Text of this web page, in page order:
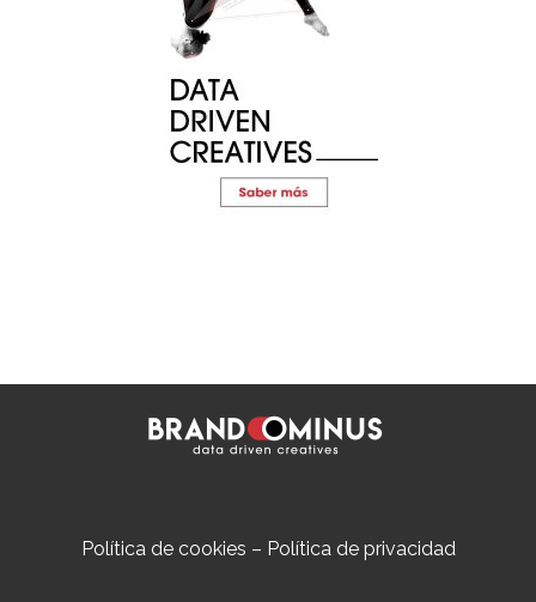
Política de cookies – Política de privacidad